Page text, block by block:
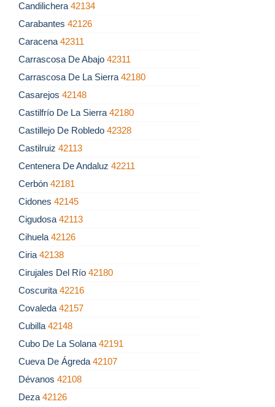
Candilichera 42134
Carabantes 42126
Caracena 42311
Carrascosa De Abajo 42311
Carrascosa De La Sierra 42180
Casarejos 42148
Castilfrío De La Sierra 42180
Castillejo De Robledo 42328
Castilruiz 42113
Centenera De Andaluz 42211
Cerbón 42181
Cidones 42145
Cigudosa 42113
Cihuela 42126
Ciria 42138
Cirujales Del Río 42180
Coscurita 42216
Covaleda 42157
Cubilla 42148
Cubo De La Solana 42191
Cueva De Ágreda 42107
Dévanos 42108
Deza 42126